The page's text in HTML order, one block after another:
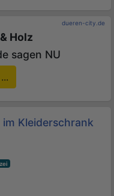
dueren-city.de
Holz
sagen NU
Kleiderschrank